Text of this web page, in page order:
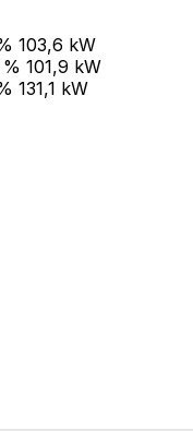
103,6 kW
101,9 kW
131,1 kW